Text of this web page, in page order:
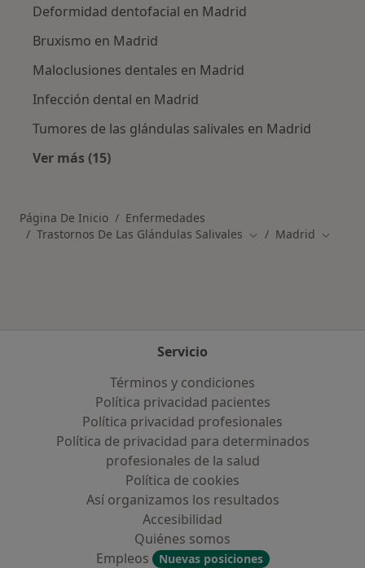
Deformidad dentofacial en Madrid
Bruxismo en Madrid
Maloclusiones dentales en Madrid
Infección dental en Madrid
Tumores de las glándulas salivales en Madrid
Ver más (15)
Página De Inicio
Enfermedades
Trastornos De Las Glándulas Salivales Cambiar de ciudad
Madrid
Servicio
Términos y condiciones
Política privacidad pacientes
Política privacidad profesionales
Política de privacidad para determinados
profesionales de la salud
Política de cookies
Así organizamos los resultados
Accesibilidad
Quiénes somos
Empleos
Nuevas posiciones